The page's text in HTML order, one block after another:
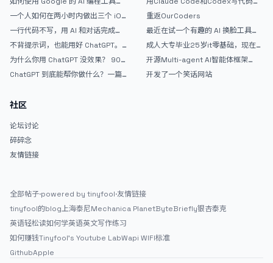
AntiGravity：独立开发者的新时代
武器
一个人如何在两小时内做出三个 iOS
APP？｜AntiGravity + Gemini 3 实
战完整记录
一行代码不写，用 AI 和对话完成一
个完整网站：《图书天堂》实战记录
不背提示词，也能用好 ChatGPT。
一个万能提问模板
为什么你用 ChatGPT 没效果？ 90%
的人第一步就问错了
ChatGPT 到底能帮你做什么？一篇
的爽，但是App怎么挣钱还是很难啊
重返OurCoders
最近在试一个有趣的 AI 换脸工具，
效果挺不错
成人大专毕业25岁it零基础，现在想
考软件设计师，有什么好的建议吗，
谢谢！
开源Multi-agent AI智能体框架
aevatar.ai，欢迎大家贡献代码
开发了一个笑话网站
社区
论坛讨论
碎碎念
友情链接
全部帖子·powered by tinyfool·友情链接
tinyfool的blog上海泰尼Mechanica PlanetByteBriefly银杏泰克
英语轻松读如何学英语英文写作练习
如何赚钱Tinyfool's Youtube LabWapi WIFI标准
GithubApple